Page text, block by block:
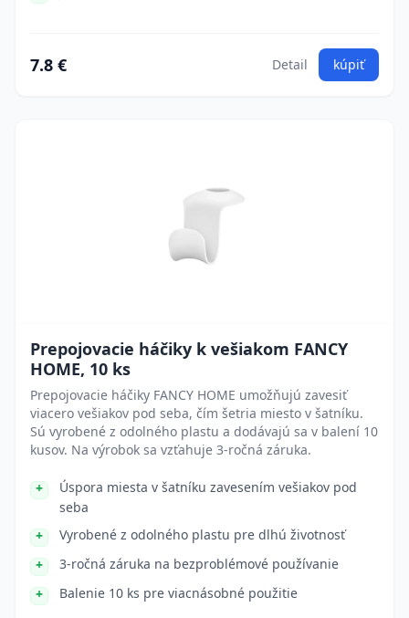
7.8 € Detail kúpiť
Prepojovacie háčiky k vešiakom FANCY
HOME, 10 ks
Prepojovacie háčiky FANCY HOME umožňujú zavesiť
viacero vešiakov pod seba, čím šetria miesto v šatníku.
Sú vyrobené z odolného plastu a dodávajú sa v balení 10
kusov. Na výrobok sa vzťahuje 3-ročná záruka.
Úspora miesta v šatníku zavesením vešiakov pod
seba
Vyrobené z odolného plastu pre dlhú životnosť
3-ročná záruka na bezproblémové používanie
Balenie 10 ks pre viacnásobné použitie